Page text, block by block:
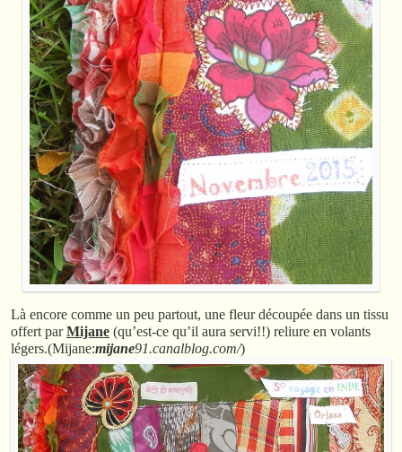
Là encore comme un peu partout, une fleur découpée dans un tissu
offert parMijane (qu’est-ce qu’il aura servi!!) reliure en volants
légers.(Mijane:mijane91.canalblog.com/)